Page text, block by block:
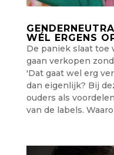
WÉL ERGENS
De paniek slaat toe
gaan verkopen
'Dat gaat wel erg
dan eigenlijk? Bij
ouders als
van de labels.